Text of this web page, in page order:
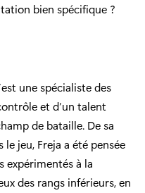
bien spécifique ?
une spécialiste des
et d’un talent
de bataille. De sa
jeu, Freja a été pensée
expérimentés à la
des rangs inférieurs, en